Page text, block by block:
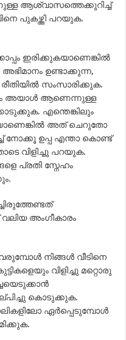
ആശ്വാസത്തെക്കുറിച്ച്
പുകഴ്ത്തി പറയുക.
ഇരിക്കുകയാണെങ്കില്‍
അഭിമാനം ഉണ്ടാക്കുന്ന,
സംസാരിക്കുക.
അയാള്‍ ആണെന്നുള്ള
എന്തെങ്കിലും
അത് ചെറുതോ
നോക്കൂ ഉപ്പ എന്താ കൊണ്ട്
വിളിച്ചു പറയുക.
പ്രതി സ്നേഹം
അംഗീകാരം
നിങ്ങള്‍ വീടിനെ
വിളിച്ചു മറ്റൊരു
കൊടുക്കുക.
ഏര്‍പ്പെടുമ്പോള്‍